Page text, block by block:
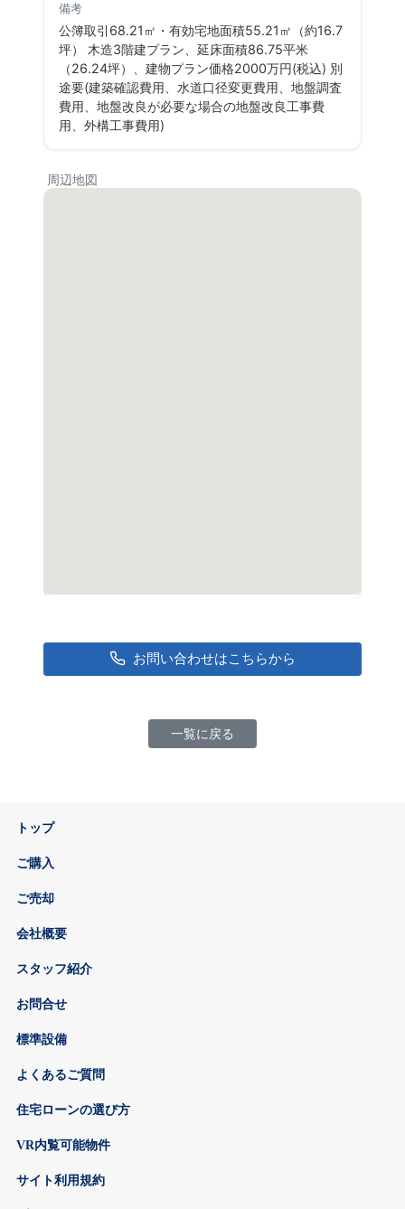
備考
公簿取引68.21㎡・有効宅地面積55.21㎡（約16.7
坪） 木造3階建プラン、延床面積86.75平米
（26.24坪）、建物プラン価格2000万円(税込) 別
途要(建築確認費用、水道口径変更費用、地盤調査
費用、地盤改良が必要な場合の地盤改良工事費
用、外構工事費用)
周辺地図
お問い合わせはこちらから
一覧に戻る
トップ
ご購入
ご売却
会社概要
スタッフ紹介
お問合せ
標準設備
よくあるご質問
住宅ローンの選び方
VR内覧可能物件
サイト利用規約